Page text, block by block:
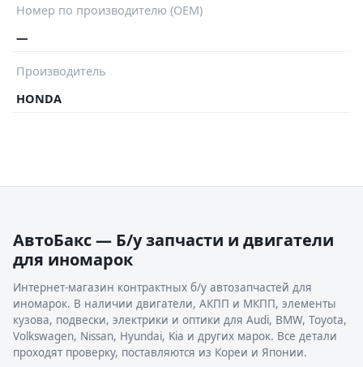
Номер по производителю (OEM)
—
Производитель
HONDA
АвтоБакс — Б/у запчасти и двигатели
для иномарок
Интернет-магазин контрактных б/у автозапчастей для
иномарок. В наличии двигатели, АКПП и МКПП, элементы
кузова, подвески, электрики и оптики для Audi, BMW, Toyota,
Volkswagen, Nissan, Hyundai, Kia и других марок. Все детали
проходят проверку, поставляются из Кореи и Японии.